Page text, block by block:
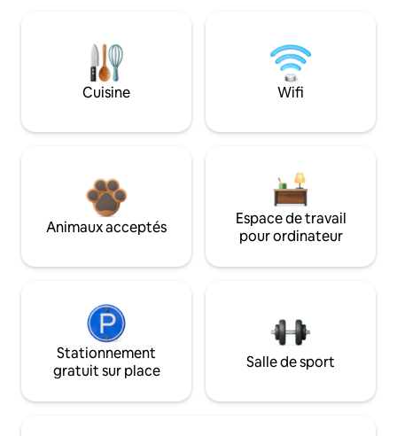
Cuisine Wifi
Animaux acceptés
Espace de travail
pour ordinateur
Stationnement
gratuit sur place
Salle de sport